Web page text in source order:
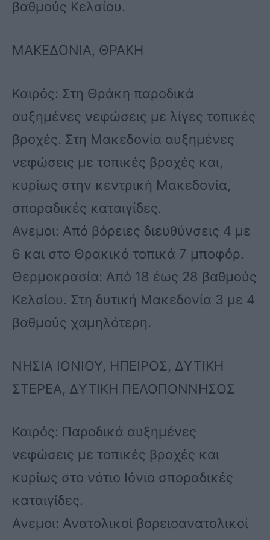
βαθμούς Κελσίου.
ΜΑΚΕΔΟΝΙΑ, ΘΡΑΚΗ
Καιρός: Στη Θράκη παροδικά
αυξημένες νεφώσεις με λίγες τοπικές
βροχές. Στη Μακεδονία αυξημένες
νεφώσεις με τοπικές βροχές και,
κυρίως στην κεντρική Μακεδονία,
σποραδικές καταιγίδες.
Ανεμοι: Από βόρειες διευθύνσεις 4 με
6 και στο Θρακικό τοπικά 7 μποφόρ.
Θερμοκρασία: Από 18 έως 28 βαθμούς
Κελσίου. Στη δυτική Μακεδονία 3 με 4
βαθμούς χαμηλότερη.
ΝΗΣΙΑ ΙΟΝΙΟΥ, ΗΠΕΙΡΟΣ, ΔΥΤΙΚΗ
ΣΤΕΡΕΑ, ΔΥΤΙΚΗ ΠΕΛΟΠΟΝΝΗΣΟΣ
Καιρός: Παροδικά αυξημένες
νεφώσεις με τοπικές βροχές και
κυρίως στο νότιο Ιόνιο σποραδικές
καταιγίδες.
Ανεμοι: Ανατολικοί βορειοανατολικοί